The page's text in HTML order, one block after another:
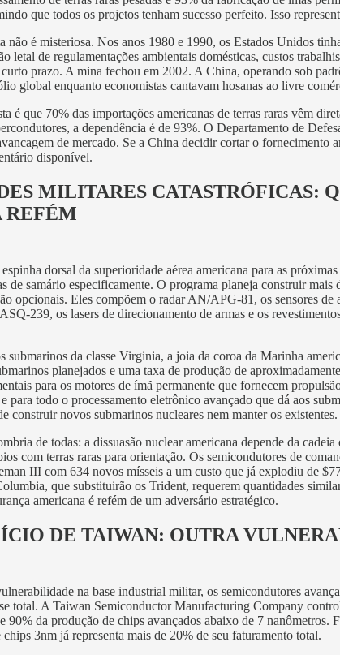
que todos os projetos tenham sucesso perfeito. Isso
não é misteriosa. Nos anos 1980 e 1990, os Estados Unidos
letal de regulamentações ambientais domésticas, custos
prazo. A mina fechou em 2002. A China, operando sob
global enquanto economistas cantavam hosanas ao livre
é que 70% das importações americanas de terras raras vêm
a dependência é de 93%. O Departamento de
de mercado. Se a China decidir cortar o fornecimento
disponível.
MILITARES CATASTRÓFICAS:
REFÉM
dorsal da superioridade aérea americana para as
de samário especificamente. O programa planeja construir
opcionais. Eles compõem o radar AN/APG-81, os sensores
239, os lasers de direcionamento de armas e os
submarinos da classe Virginia, a joia da coroa da Marinha
planejados e uma taxa de produção de
para os motores de ímã permanente que fornecem
para todo o processamento eletrônico avançado que dá aos
construir novos submarinos nucleares nem manter os existentes.
de todas: a dissuasão nuclear americana depende da
com terras raras para orientação. Os semicondutores de
III com 634 novos mísseis a um custo que já explodiu de
que substituirão os Trident, requerem quantidades
americana é refém de um adversário estratégico.
DE TAIWAN: OUTRA
na base industrial militar, os semicondutores
total. A Taiwan Semiconductor Manufacturing Company
90% da produção de chips avançados abaixo de 7
3nm já representa mais de 20% de seu faturamento total.